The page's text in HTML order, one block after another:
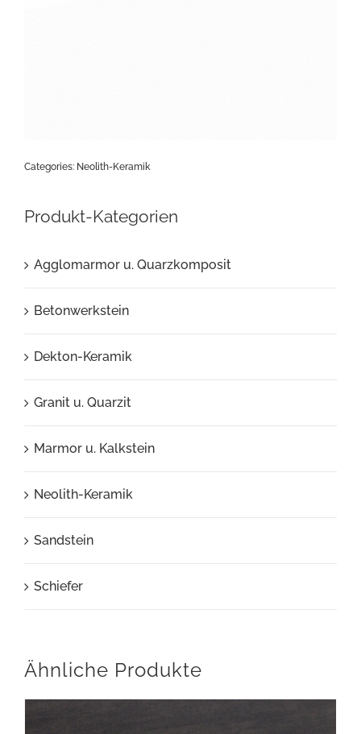
Categories: Neolith-Keramik
Produkt-Kategorien
Agglomarmor u. Quarzkomposit
Betonwerkstein
Dekton-Keramik
Granit u. Quarzit
Marmor u. Kalkstein
Neolith-Keramik
Sandstein
Schiefer
Ähnliche Produkte